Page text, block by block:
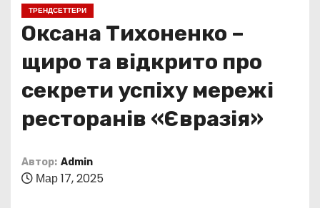
ТРЕНДСЕТТЕРИ
Оксана Тихоненко –
щиро та відкрито про
секрети успіху мережі
ресторанів «Євразія»
Автор: Admin
Мар 17, 2025